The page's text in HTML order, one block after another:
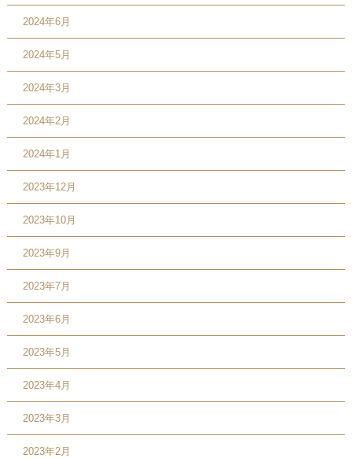
2024年6月
2024年5月
2024年3月
2024年2月
2024年1月
2023年12月
2023年10月
2023年9月
2023年7月
2023年6月
2023年5月
2023年4月
2023年3月
2023年2月